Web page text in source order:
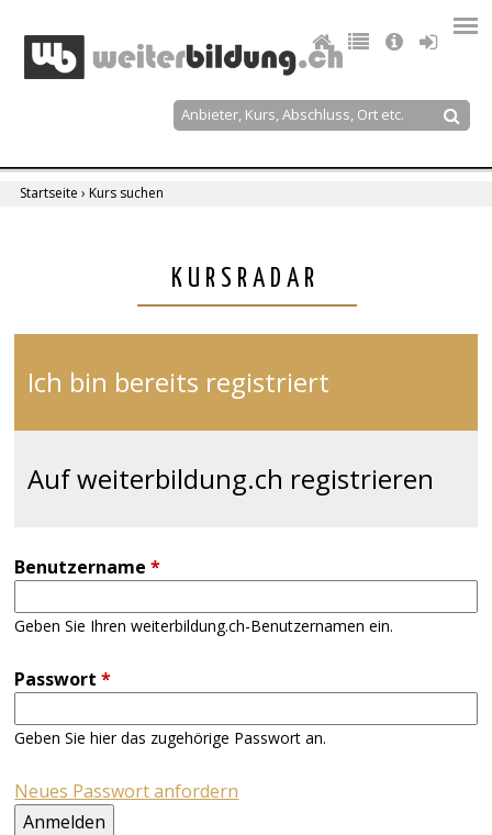
navigation
Suche
Startseite › Kurs suchen
KURSRADAR
Ich bin bereits registriert
Auf weiterbildung.ch registrieren
Benutzername*
Geben Sie Ihren weiterbildung.ch-Benutzernamen ein.
Passwort*
Geben Sie hier das zugehörige Passwort an.
Neues Passwort anfordern